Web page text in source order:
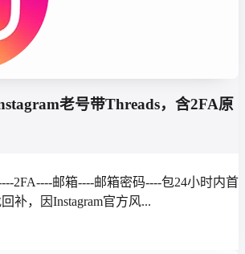
老号带Threads，含2FA原
2FA----邮箱----邮箱密码----包24小时内首
补，因Instagram官方风...